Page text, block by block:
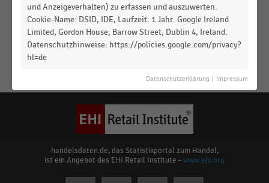
INTERNATIONALER HANDEL| STATISTIK
Ranking der größten Händler für Hobby- und
Freizeitbedarf in den USA nach Umsatz (2014-
Ergebnisse
handelsdaten.de, das Statistikportal zum Handel,
ist ein Angebot des EHI Retail Institute - www.ehi.org
und Anzeigeverhalten) zu erfassen und auszuwerten.
Cookie-Name: DSID, IDE, Laufzeit: 1 Jahr. Google Ireland
Limited, Gordon House, Barrow Street, Dublin 4, Ireland.
Datenschutzhinweise: https://policies.google.com/privacy?
hl=de
Datenschutzerklärung Impressum